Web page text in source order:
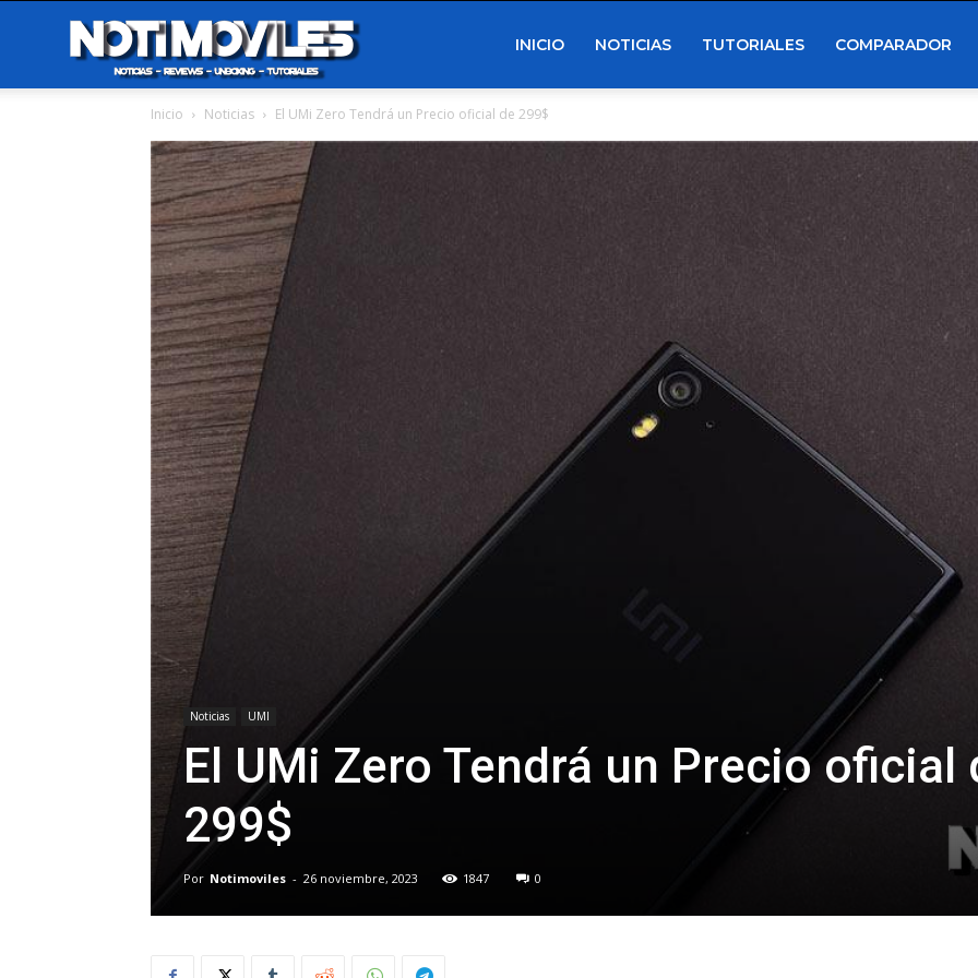
INICIO NOTICIAS TUTORIALES COMPARADOR
Inicio Noticias El UMi Zero Tendrá un Precio oficial de 299$
Noticias UMI
El UMi Zero Tendrá un Precio oficial
299$
Por Notimoviles - 26 noviembre, 2023 1847 0